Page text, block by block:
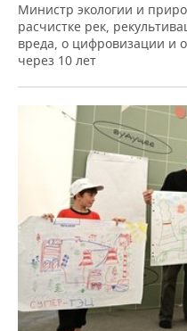
Министр экологии и
расчистке рек,
вреда, о цифровизации и
через 10 лет